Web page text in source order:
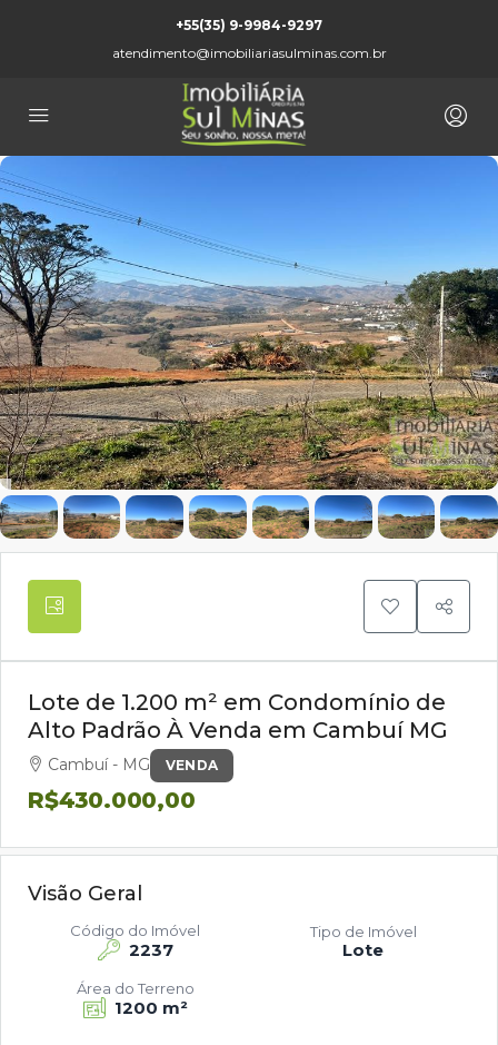
+55(35) 9-9984-9297
atendimento@imobiliariasulminas.com.br
VENDA
Lote de 1.200 m² em Condomínio de
Alto Padrão À Venda em Cambuí MG
Cambuí - MG
R$430.000,00
Visão Geral
2237
Código do Imóvel
Lote
Tipo de Imóvel
1200 m²
Área do Terreno